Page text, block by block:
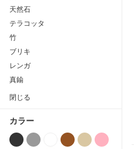
天然石
テラコッタ
竹
ブリキ
レンガ
真鍮
閉じる
カラー